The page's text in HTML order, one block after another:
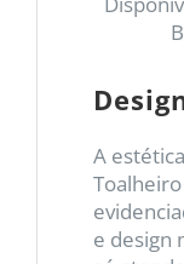
A
e design